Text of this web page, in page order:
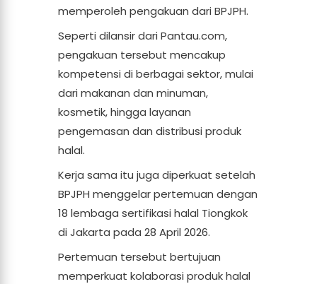
memperoleh pengakuan dari BPJPH.
Seperti dilansir dari Pantau.com,
pengakuan tersebut mencakup
kompetensi di berbagai sektor, mulai
dari makanan dan minuman,
kosmetik, hingga layanan
pengemasan dan distribusi produk
halal.
Kerja sama itu juga diperkuat setelah
BPJPH menggelar pertemuan dengan
18 lembaga sertifikasi halal Tiongkok
di Jakarta pada 28 April 2026.
Pertemuan tersebut bertujuan
memperkuat kolaborasi produk halal